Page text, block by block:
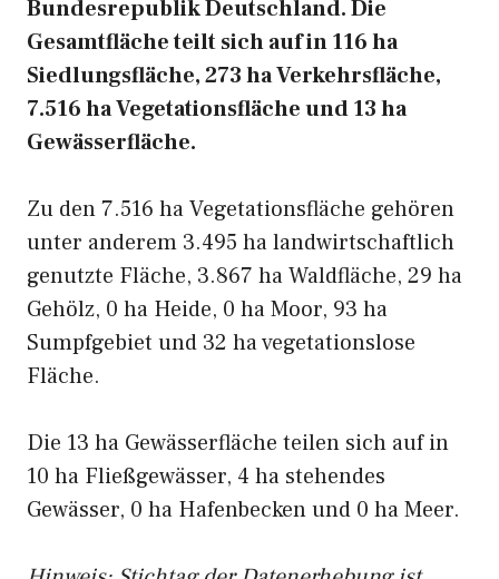
Bundesrepublik Deutschland. Die
Gesamtfläche teilt sich auf in 116 ha
Siedlungsfläche, 273 ha Verkehrsfläche,
7.516 ha Vegetationsfläche und 13 ha
Gewässerfläche.
Zu den 7.516 ha Vegetationsfläche gehören
unter anderem 3.495 ha landwirtschaftlich
genutzte Fläche, 3.867 ha Waldfläche, 29 ha
Gehölz, 0 ha Heide, 0 ha Moor, 93 ha
Sumpfgebiet und 32 ha vegetationslose
Fläche.
Die 13 ha Gewässerfläche teilen sich auf in
10 ha Fließgewässer, 4 ha stehendes
Gewässer, 0 ha Hafenbecken und 0 ha Meer.